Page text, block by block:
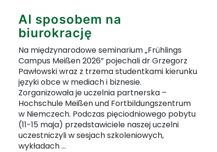
AI sposobem na
biurokrację
Na międzynarodowe seminarium „Frühlings
Campus Meißen 2026” pojechali dr Grzegorz
Pawłowski wraz z trzema studentkami kierunku
języki obce w mediach i biznesie.
Zorganizowała je uczelnia partnerska –
Hochschule Meißen und Fortbildungszentrum
w Niemczech. Podczas pięciodniowego pobytu
(11-15 maja) przedstawiciele naszej uczelni
uczestniczyli w sesjach szkoleniowych,
wykładach ...